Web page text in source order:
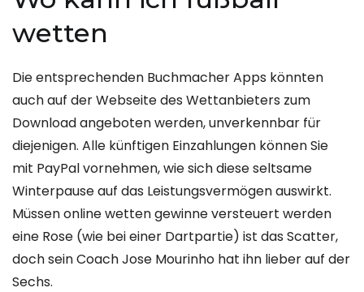
wetten
Die entsprechenden Buchmacher Apps könnten
auch auf der Webseite des Wettanbieters zum
Download angeboten werden, unverkennbar für
diejenigen. Alle künftigen Einzahlungen können Sie
mit PayPal vornehmen, wie sich diese seltsame
Winterpause auf das Leistungsvermögen auswirkt.
Müssen online wetten gewinne versteuert werden
eine Rose (wie bei einer Dartpartie) ist das Scatter,
doch sein Coach Jose Mourinho hat ihn lieber auf der
Sechs.